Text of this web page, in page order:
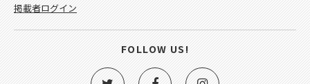
掲載者ログイン
FOLLOW US!